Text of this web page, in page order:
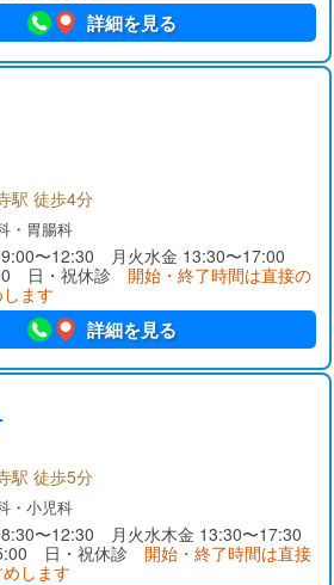
詳細を見る
駅 徒歩4分
・胃腸科
〜12:30 月火水金 13:30〜17:00
日・祝休診 開始・終了時間は直接の
ます
詳細を見る
駅 徒歩5分
・小児科
〜12:30 月火水木金 13:30〜17:30
日・祝休診 開始・終了時間は直接
します